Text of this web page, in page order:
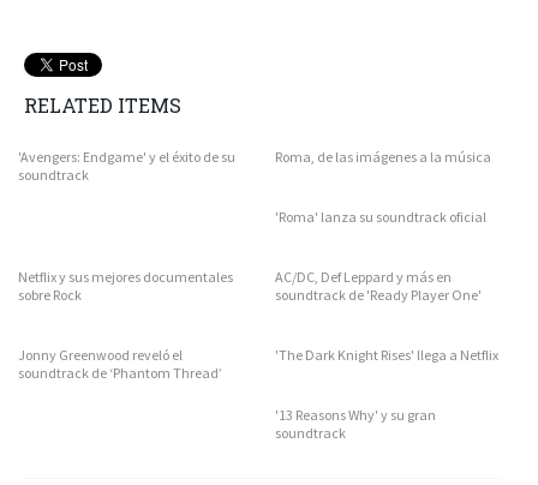
RELATED ITEMS
'Avengers: Endgame' y el éxito de su
soundtrack
Roma, de las imágenes a la música
'Roma' lanza su soundtrack oficial
Netflix y sus mejores documentales
sobre Rock
AC/DC, Def Leppard y más en
soundtrack de 'Ready Player One'
Jonny Greenwood reveló el
soundtrack de ‘Phantom Thread’
'The Dark Knight Rises' llega a Netflix
'13 Reasons Why' y su gran
soundtrack